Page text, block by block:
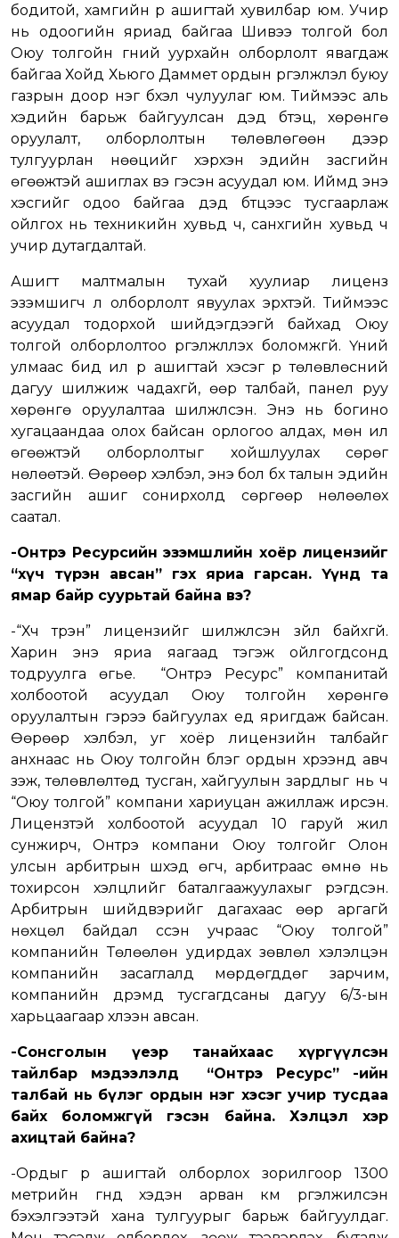
бодитой, хамгийн үр ашигтай хувилбар юм. Учир
нь одоогийн яриад байгаа Шивээ толгой бол
Оюу толгойн гүний уурхайн олборлолт явагдаж
байгаа Хойд Хьюго Даммет ордын үргэлжлэл буюу
газрын доор нэг бүхэл чулуулаг юм. Тиймээс аль
хэдийн барьж байгуулсан дэд бүтэц, хөрөнгө
оруулалт, олборлолтын төлөвлөгөөн дээр
тулгуурлан нөөцийг хэрхэн эдийн засгийн
өгөөжтэй ашиглах вэ гэсэн асуудал юм. Иймд энэ
хэсгийг одоо байгаа дэд бүтцээс тусгаарлаж
ойлгох нь техникийн хувьд ч, санхүүгийн хувьд ч
учир дутагдалтай.
Ашигт малтмалын тухай хуулиар лиценз
эзэмшигч л олборлолт явуулах эрхтэй. Тиймээс
асуудал тодорхой шийдэгдээгүй байхад Оюу
толгой олборлолтоо үргэлжлүүлэх боломжгүй. Үүний
улмаас бид илүү үр ашигтай хэсэг рүү төлөвлөсний
дагуу шилжиж чадахгүй, өөр талбай, панел руу
хөрөнгө оруулалтаа шилжүүлсэн. Энэ нь богино
хугацаандаа олох байсан орлогоо алдах, мөн илүү
өгөөжтэй олборлолтыг хойшлуулах сөрөг
нөлөөтэй. Өөрөөр хэлбэл, энэ бол бүх талын эдийн
засгийн ашиг сонирхолд сөргөөр нөлөөлөх
саатал.
-Онтрэ Ресурсийн эзэмшлийн хоёр лицензийг
“хүч түрэн авсан” гэх яриа гарсан. Үүнд та
ямар байр суурьтай байна вэ?
-“Хүч түрэн” лицензийг шилжүүлсэн зүйл байхгүй.
Харин энэ яриа яагаад тэгэж ойлгогдсонд
тодруулга өгье. “Онтрэ Ресурс” компанитай
холбоотой асуудал Оюу толгойн хөрөнгө
оруулалтын гэрээ байгуулах үед яригдаж байсан.
Өөрөөр хэлбэл, уг хоёр лицензийн талбайг
анхнаас нь Оюу толгойн бүлэг ордын хүрээнд авч
үзэж, төлөвлөлтөд тусган, хайгуулын зардлыг нь ч
“Оюу толгой” компани хариуцан ажиллаж ирсэн.
Лицензтэй холбоотой асуудал 10 гаруй жил
сунжирч, Онтрэ компани Оюу толгойг Олон
улсын арбитрын шүүхэд өгч, арбитраас өмнө нь
тохирсон хэлцлийг баталгаажуулахыг үүрэгдсэн.
Арбитрын шийдвэрийг дагахаас өөр аргагүй
нөхцөл байдал үүссэн учраас “Оюу толгой”
компанийн Төлөөлөн удирдах зөвлөл хэлэлцэн
компанийн засаглалд мөрдөгддөг зарчим,
компанийн дүрэмд тусгагдсаны дагуу 6/3-ын
харьцаагаар хүлээн авсан.
-Сонсголын үеэр танайхаас хүргүүлсэн
тайлбар мэдээлэлд “Онтрэ Ресурс” -ийн
талбай нь бүлэг ордын нэг хэсэг учир тусдаа
байх боломжгүй гэсэн байна. Хэлцэл хэр
ахицтай байна?
-Ордыг үр ашигтай олборлох зорилгоор 1300
метрийн гүнд хэдэн арван км үргэлжилсэн
бэхэлгээтэй хана тулгуурыг барьж байгуулдаг.